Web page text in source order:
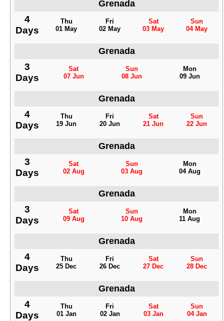
Grenada
4
Days
Thu
01 May
Fri
02 May
Sat
03 May
Sun
04 May
Grenada
3
Days
Sat
07 Jun
Sun
08 Jun
Mon
09 Jun
Grenada
4
Days
Thu
19 Jun
Fri
20 Jun
Sat
21 Jun
Sun
22 Jun
Grenada
3
Days
Sat
02 Aug
Sun
03 Aug
Mon
04 Aug
Grenada
3
Days
Sat
09 Aug
Sun
10 Aug
Mon
11 Aug
Grenada
4
Days
Thu
25 Dec
Fri
26 Dec
Sat
27 Dec
Sun
28 Dec
Grenada
4
Days
Thu
01 Jan
Fri
02 Jan
Sat
03 Jan
Sun
04 Jan